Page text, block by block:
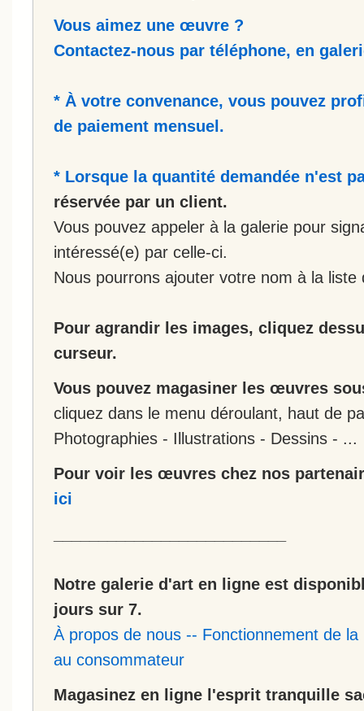
Vous aimez une œuvre ?
Contactez-nous par téléphone, en
* À votre convenance, vous pouvez
de paiement mensuel.
* Lorsque la quantité demandée n'est
réservée par un client.
Vous pouvez appeler à la galerie pour
intéressé(e) par celle-ci.
Nous pourrons ajouter votre nom à la liste
Pour agrandir les images, cliquez
curseur.
Vous pouvez magasiner les œuvres
cliquez dans le menu déroulant, haut de
Photographies - Illustrations - Dessins - ...
Pour voir les œuvres chez nos
ici
Notre galerie d'art en ligne est
jours sur 7.
À propos de nous -- Fonctionnement de
au consommateur
Magasinez en ligne l'esprit tranquille